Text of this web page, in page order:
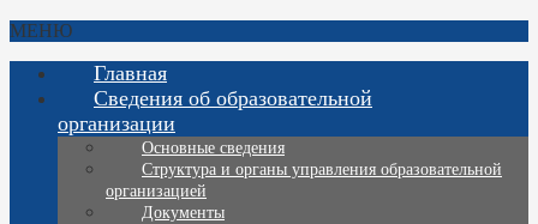
МЕНЮ
Главная
Сведения об образовательной
организации
Основные сведения
Структура и органы управления образовательной
организацией
Документы